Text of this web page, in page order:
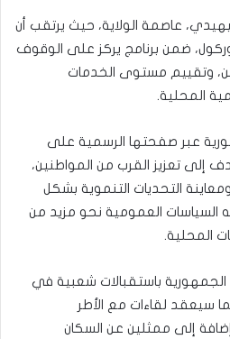
عاصمة الولاية، حيث يرتقب أن
ضمن برنامج يركز على الوقوف
وتقييم مستوى الخدمات
المحلية.
عبر صفحتها الرسمية على
إلى تعزيز القرب من المواطنين،
التحديات التنموية بشكل
السياسات العمومية نحو مزيد من
المحلية.
باستقبالات شعبية في
سيعقد لقاءات مع الأطر
إضافة إلى ممثلين عن السكان